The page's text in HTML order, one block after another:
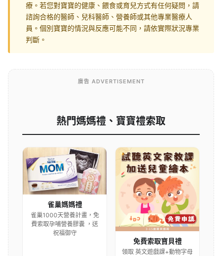
療。若您對寶寶的健康、餵食或育兒方式有任何疑問，請
諮詢合格的醫師、兒科醫師、營養師或其他專業醫療人
員。個別寶寶的情況與反應可能不同，請依實際狀況專業
判斷。
廣告 ADVERTISEMENT
熱門媽媽禮、寶寶禮索取
雀巢媽媽禮
雀巢1000天營養計畫，免
費索取孕哺營養膠囊 ，送
祝福御守
免費索取寶貝禮
領取 英文遊戲課+動物字母